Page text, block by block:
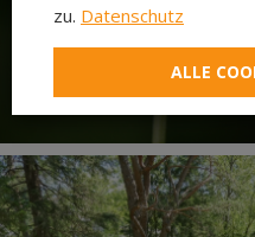
Woche für
Leben
zu. Datenschutz
ALLE